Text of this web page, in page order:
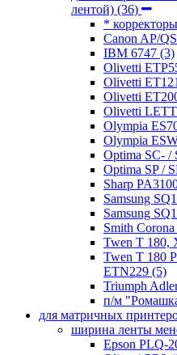
лентой) (36)
*
Canon AP/
IBM 6747 (3)
Olivetti
Olivetti ET121
Olivetti
Olivetti
Olympia
Olympia
Optima SC- /
Optima SP /
Sharp
Samsung
Samsung
Smith Corona
Twen T 180,
Twen T 180
ETN229 (5)
Triumph
п/м
для матричных
ширина ленты
Epson PLQ-